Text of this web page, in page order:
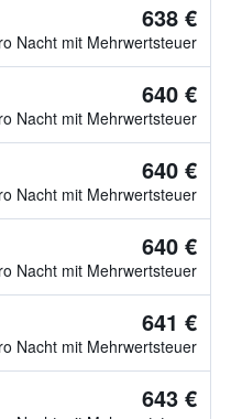
638 €
Nacht mit Mehrwertsteuer
640 €
Nacht mit Mehrwertsteuer
640 €
Nacht mit Mehrwertsteuer
640 €
Nacht mit Mehrwertsteuer
641 €
Nacht mit Mehrwertsteuer
643 €